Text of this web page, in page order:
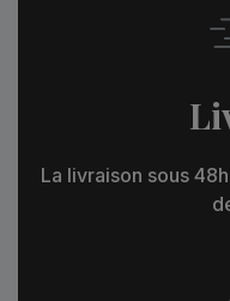
La livraison sous